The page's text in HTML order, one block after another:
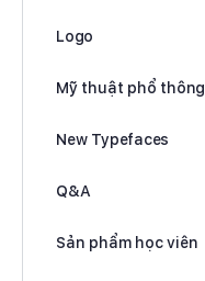
Logo
Mỹ thuật phổ thông
New Typefaces
Q&A
Sản phẩm học viên